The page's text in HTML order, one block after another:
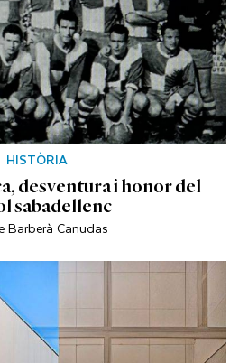
HISTÒRIA
desventura i honor del
sabadellenc
Barberà Canudas